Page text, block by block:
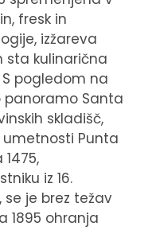
fresk in
izžareva
sta kulinarična
pogledom na
panoramo Santa
skladišč,
umetnosti Punta
iz 16.
se je brez težav
1895 ohranja